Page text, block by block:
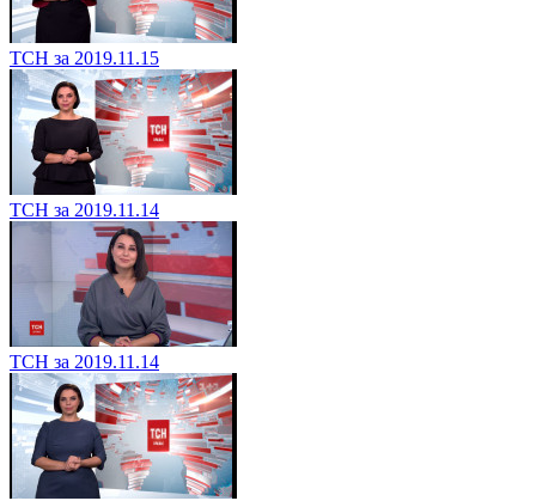
ТСН за 2019.11.15
ТСН за 2019.11.14
ТСН за 2019.11.14